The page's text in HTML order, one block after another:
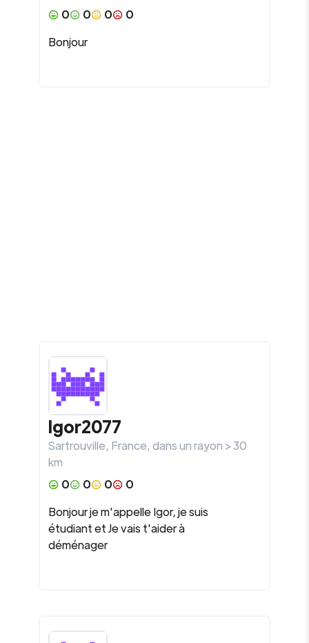
0
0 0
0
Bonjour
Igor2077
Sartrouville, France, dans un rayon >30
km
0
0 0
0
Bonjour je m'appelle Igor, je suis
étudiant et Je vais t'aider à
déménager